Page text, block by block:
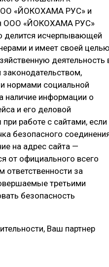
ТИПОРАЗМЕРЫ
уровень сцепления с
«ЙОКОХАМА РУС» и
ООО «ЙОКОХАМА РУС»
делится исчерпывающей
и имеет своей целью
деятельность
нормами социальной
наличие информации о
и его деловой
работе с сайтами, если
безопасного
на адрес сайта —
от официального всего
за
третьими
безопасность
Ваш партнер